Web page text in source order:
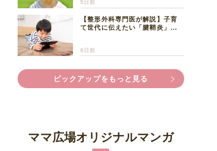
5日前
【整形外科専門医が解説】子育
て世代に伝えたい「腱鞘炎」の
6日前
ピックアップをもっと見る
ママ広場オリジナルマンガ